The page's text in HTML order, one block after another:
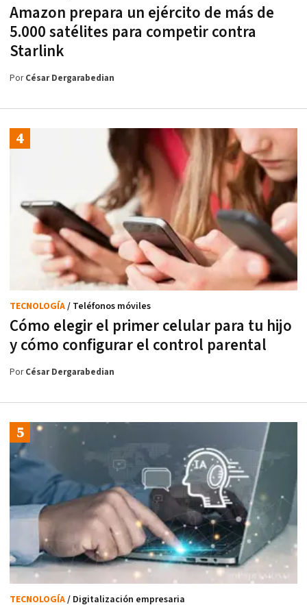
Amazon prepara un ejército de más de
5.000 satélites para competir contra
Starlink
PorCésar Dergarabedian
Cómo elegir el primer celular para tu hijo
y cómo configurar el control parental
TECNOLOGÍA/ Teléfonos móviles
PorCésar Dergarabedian
TECNOLOGÍA/ Digitalización empresaria